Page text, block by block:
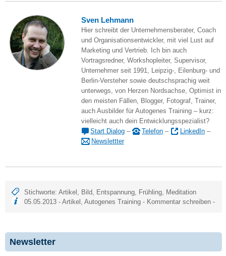
Sven Lehmann
Hier schreibt der Unternehmensberater, Coach
und Organisationsentwickler, mit viel Lust auf
Marketing und Vertrieb. Ich bin auch
Vortragsredner, Workshopleiter, Supervisor,
Unternehmer seit 1991, Leipzig-, Eilenburg- und
Berlin-Versteher sowie deutschsprachig weit
unterwegs, von Herzen Nordsachse, Optimist in
den meisten Fällen, Blogger, Fotograf, Trainer,
auch Ausbilder für Autogenes Training – kurz:
vielleicht auch dein Entwicklungsspezialist?
Start Dialog – Telefon – LinkedIn –
Newslettter
Stichworte:Artikel Bild Entspannung Frühling Meditation
05.05.2013 -Artikel ,Autogenes Training - Kommentar schreiben -
Newsletter